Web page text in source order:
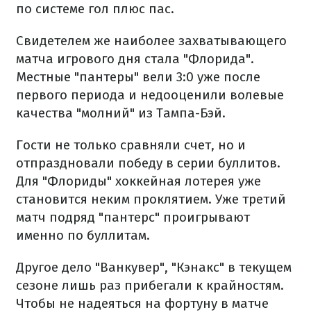
по системе гол плюс пас.
Свидетелем же наиболее захватывающего
матча игрового дня стала "Флорида".
Местные "пантеры" вели 3:0 уже после
первого периода и недооценили волевые
качества "молний" из Тампа-Бэй.
Гости не только сравняли счет, но и
отпраздновали победу в серии буллитов.
Для "Флориды" хоккейная лотерея уже
становится неким проклятием. Уже третий
матч подряд "пантерс" проигрывают
именно по буллитам.
Другое дело "Ванкувер", "Кэнакс" в текущем
сезоне лишь раз прибегали к крайностям.
Чтобы не надеяться на фортуну в матче